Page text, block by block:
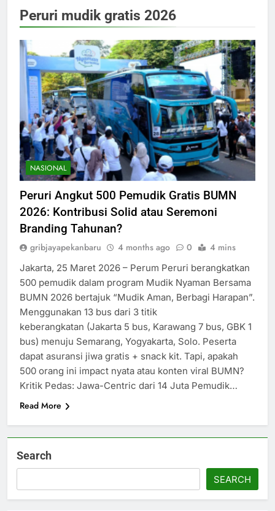
Peruri mudik gratis 2026
NASIONAL
Peruri Angkut 500 Pemudik Gratis BUMN
2026: Kontribusi Solid atau Seremoni
Branding Tahunan?
gribjayapekanbaru 4 months ago 0 4 mins
Jakarta, 25 Maret 2026 – Perum Peruri berangkatkan
500 pemudik dalam program Mudik Nyaman Bersama
BUMN 2026 bertajuk “Mudik Aman, Berbagi Harapan”.
Menggunakan 13 bus dari 3 titik
keberangkatan (Jakarta 5 bus, Karawang 7 bus, GBK 1
bus) menuju Semarang, Yogyakarta, Solo. Peserta
dapat asuransi jiwa gratis + snack kit. Tapi, apakah
500 orang ini impact nyata atau konten viral BUMN?
Kritik Pedas: Jawa-Centric dari 14 Juta Pemudik…
Read More
Search
SEARCH